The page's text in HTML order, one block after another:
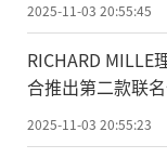
2025-11-03 20:55:45
RICHARD MILLE
合推出第二款联
Ferrari陀飞轮双秒
2025-11-03 20:55:23